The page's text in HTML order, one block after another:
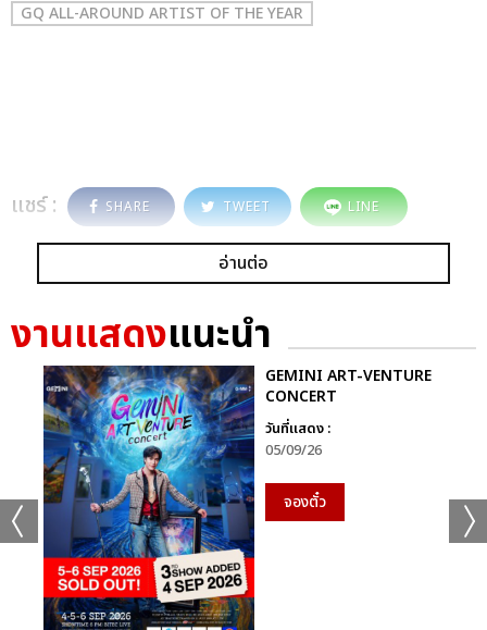
GQ ALL-AROUND ARTIST OF THE YEAR
แชร์ : SHARE TWEET LINE
อ่านต่อ
งานแสดงแนะนำ
GEMINI ART-VENTURE
CONCERT
วันที่แสดง :
05/09/26
จองตั๋ว